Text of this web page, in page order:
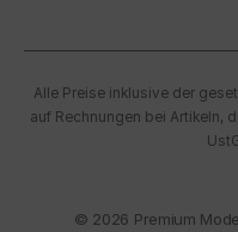
Alle Preise inklusive der
auf Rechnungen bei Artikeln,
© 2026 Premium